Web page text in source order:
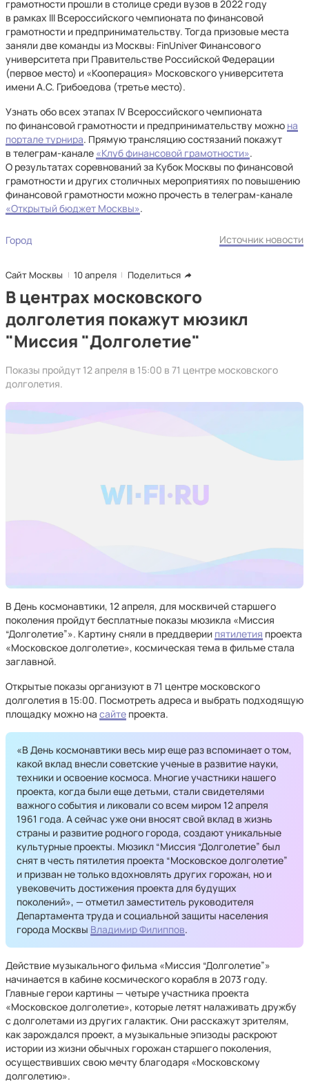
грамотности прошли в столице среди вузов в 2022 году
в рамках III Всероссийского чемпионата по финансовой
грамотности и предпринимательству. Тогда призовые места
заняли две команды из Москвы: FinUniver Финансового
университета при Правительстве Российской Федерации
(первое место) и «Кооперация» Московского университета
имени А.С. Грибоедова (третье место).
Узнать обо всех этапах IV Всероссийского чемпионата
по финансовой грамотности и предпринимательству можно на
портале турнира. Прямую трансляцию состязаний покажут
в телеграм-канале «Клуб финансовой грамотности».
О результатах соревнований за Кубок Москвы по финансовой
грамотности и других столичных мероприятиях по повышению
финансовой грамотности можно прочесть в телеграм-канале
«Открытый бюджет Москвы».
Город Источник новости
Сайт Москвы 10 апреля Поделиться
В центрах московского
долголетия покажут мюзикл
"Миссия "Долголетие"
Показы пройдут 12 апреля в 15:00 в 71 центре московского
долголетия.
В День космонавтики, 12 апреля, для москвичей старшего
поколения пройдут бесплатные показы мюзикла «Миссия
“Долголетие”». Картину сняли в преддверии пятилетия проекта
«Московское долголетие», космическая тема в фильме стала
заглавной.
Открытые показы организуют в 71 центре московского
долголетия в 15:00. Посмотреть адреса и выбрать подходящую
площадку можно на сайте проекта.
«В День космонавтики весь мир еще раз вспоминает о том,
какой вклад внесли советские ученые в развитие науки,
техники и освоение космоса. Многие участники нашего
проекта, когда были еще детьми, стали свидетелями
важного события и ликовали со всем миром 12 апреля
1961 года. А сейчас уже они вносят свой вклад в жизнь
страны и развитие родного города, создают уникальные
культурные проекты. Мюзикл “Миссия “Долголетие” был
снят в честь пятилетия проекта “Московское долголетие”
и призван не только вдохновлять других горожан, но и
увековечить достижения проекта для будущих
поколений», — отметил заместитель руководителя
Департамента труда и социальной защиты населения
города Москвы Владимир Филиппов.
Действие музыкального фильма «Миссия “Долголетие”»
начинается в кабине космического корабля в 2073 году.
Главные герои картины — четыре участника проекта
«Московское долголетие», которые летят налаживать дружбу
с долголетами из других галактик. Они расскажут зрителям,
как зарождался проект, а музыкальные эпизоды раскроют
истории из жизни обычных горожан старшего поколения,
осуществивших свою мечту благодаря «Московскому
долголетию».